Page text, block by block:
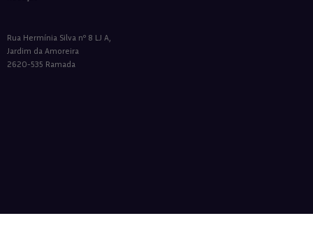
Rua Hermínia Silva nº 8 LJ A,
Jardim da Amoreira
2620-535 Ramada